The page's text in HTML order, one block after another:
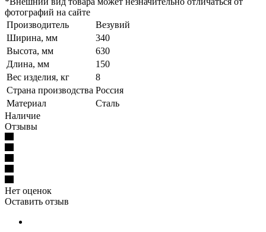
фотографий на сайте
Производитель
Везувий
Ширина, мм
340
Высота, мм
630
Длина, мм
150
Вес изделия, кг
8
Страна производства Россия
Материал
Сталь
Наличие
Отзывы
Нет оценок
Оставить отзыв